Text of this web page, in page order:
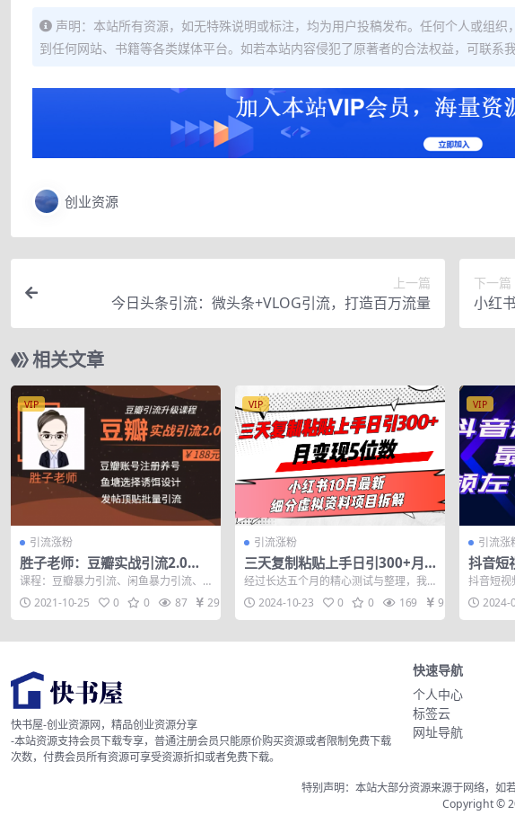
声明：本站所有资源，如无特殊说明或标注，均为用户投稿发布。任何个人或组
到任何网站、书籍等各类媒体平台。如若本站内容侵犯了原著者的合法权益，可联系我
创业资源
上一篇
今日头条引流：微头条+VLOG引流，打造百万流量
下一篇
小红
相关文章
VIP
引流涨粉
胜子老师：豆瓣实战引流2.0，
豆瓣引流升级课程
课程：豆瓣暴力引流、闲鱼暴力引流、
微博实战引流1。0和闲鱼暴力卖货课
程、从0-1...
2021-10-25 0 0 87 29
VIP
引流涨粉
三天复制粘贴上手日引300+月
变现5位数小红书10月最新 细分
虚拟资料项目…
经过长达五个月的精心测试与整理，我
终于为大家呈现了这篇详尽的小红书细
分教程。其中...
2024-10-23 0 0 169 9.9
VIP
引流涨
抖音短
视频左
一单，
抖音短视
角，即
200+...
2024-
快书屋-创业资源网，精品创业资源分享
-本站资源支持会员下载专享，普通注册会员只能原价购买资源或者限制免费下载
次数，付费会员所有资源可享受资源折扣或者免费下载。
快速导航
个人中心
标签云
网址导航
特别声明：本站大部分资源来源于网络，如
Copyright ©